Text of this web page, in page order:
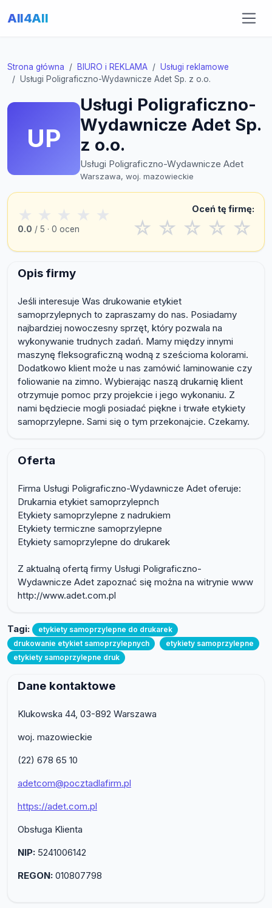
All4All
Strona główna BIURO i REKLAMA
Usługi reklamowe
Usługi Poligraficzno-Wydawnicze Adet Sp. z o.o.
UP
Usługi Poligraficzno-
Wydawnicze Adet Sp.
z o.o.
Usługi Poligraficzno-Wydawnicze Adet
Warszawa, woj. mazowieckie
★ ★ ★ ★ ★
0.0 / 5 · 0 ocen
Oceń tę firmę:
☆ ☆ ☆ ☆ ☆
Opis firmy
Jeśli interesuje Was drukowanie etykiet
samoprzylepnych to zapraszamy do nas. Posiadamy
najbardziej nowoczesny sprzęt, który pozwala na
wykonywanie trudnych zadań. Mamy między innymi
maszynę fleksograficzną wodną z sześcioma kolorami.
Dodatkowo klient może u nas zamówić laminowanie czy
foliowanie na zimno. Wybierając naszą drukarnię klient
otrzymuje pomoc przy projekcie i jego wykonaniu. Z
nami będziecie mogli posiadać piękne i trwałe etykiety
samoprzylepne. Sami się o tym przekonajcie. Czekamy.
Oferta
Firma Usługi Poligraficzno-Wydawnicze Adet oferuje:
Drukarnia etykiet samoprzylepnch
Etykiety samoprzylepne z nadrukiem
Etykiety termiczne samoprzylepne
Etykiety samoprzylepne do drukarek
Z aktualną ofertą firmy Usługi Poligraficzno-
Wydawnicze Adet zapoznać się można na witrynie www
http://www.adet.com.pl
Tagi:
etykiety samoprzylepne do drukarek
drukowanie etykiet samoprzylepnych
etykiety samoprzylepne
etykiety samoprzylepne druk
Dane kontaktowe
Klukowska 44, 03-892 Warszawa
woj. mazowieckie
(22) 678 65 10
adetcom@pocztadlafirm.pl
https://adet.com.pl
Obsługa Klienta
NIP: 5241006142
REGON: 010807798